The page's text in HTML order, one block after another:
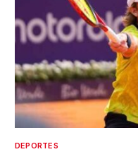
DEPORTES